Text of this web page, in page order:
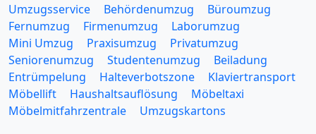
Umzugsservice Behördenumzug
Büroumzug
Fernumzug
Firmenumzug
Laborumzug
Mini Umzug
Praxisumzug
Privatumzug
Seniorenumzug
Studentenumzug
Beiladung
Entrümpelung
Halteverbotszone
Klaviertransport
Möbellift
Haushaltsauflösung
Möbeltaxi
Möbelmitfahrzentrale
Umzugskartons